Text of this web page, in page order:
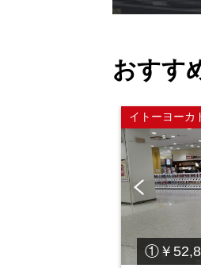
おすす
イトーヨーカ
①￥
Pre
vio
us